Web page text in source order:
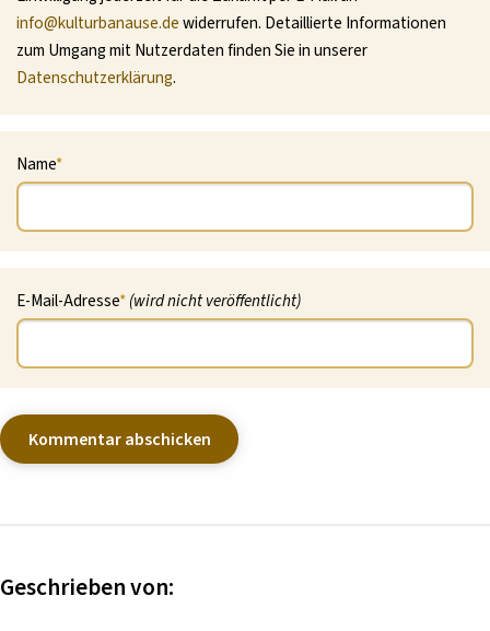
info@kulturbanause.dewiderrufen. Detaillierte Informationen
zum Umgang mit Nutzerdaten finden Sie in unserer
Datenschutzerklärung.
Name*
E-Mail-Adresse*(wird nicht veröffentlicht)
Geschrieben von: